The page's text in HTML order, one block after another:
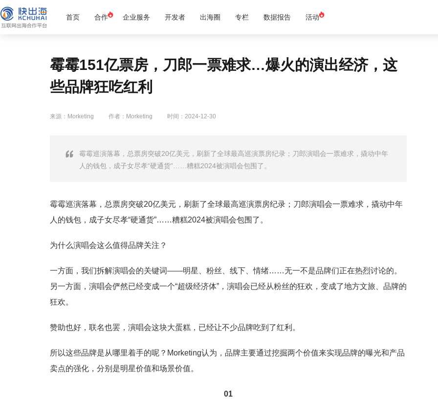
首页 合作 企业服务 开发者 出海圈 专栏 数据报告 活动
霉霉151亿票房，刀郎一票难求…爆火的演出经济，这
些品牌狂吃红利
来源：Morketing 作者：Morketing 时间：2024-12-30
霉霉巡演落幕，总票房突破20亿美元，刷新了全球最高巡演票房纪录；刀郎演唱会一票难求，撬动中年
人的钱包，成子女尽孝“硬通货”……糟糕2024被演唱会包围了。
霉霉巡演落幕，总票房突破20亿美元，刷新了全球最高巡演票房纪录；刀郎演唱会一票难求，撬动中年
人的钱包，成子女尽孝“硬通货”……糟糕2024被演唱会包围了。
为什么演唱会这么值得品牌关注？
一方面，我们拆解演唱会的关键词——明星、粉丝、线下、情绪……无一不是品牌们正在热烈讨论的。
另一方面，演唱会俨然已经变成一个“超级经济体”，演唱会已经从粉丝的狂欢，变成了地方文旅、品牌的
狂欢。
赞助也好，联名也罢，演唱会这块大蛋糕，已经让不少品牌吃到了红利。
所以这些品牌是从哪里着手的呢？Morketing认为，品牌主要通过挖掘两个价值来实现品牌的曝光和产品
卖点的强化，分别是明星价值和场景价值。
01